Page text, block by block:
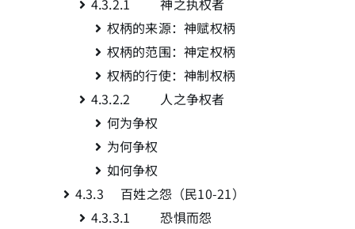
4.3.2.1 神之执权者
权柄的来源：神赋权柄
权柄的范围：神定权柄
权柄的行使：神制权柄
4.3.2.2 人之争权者
何为争权
为何争权
如何争权
4.3.3 百姓之怨（民10-21）
4.3.3.1 恐惧而怨